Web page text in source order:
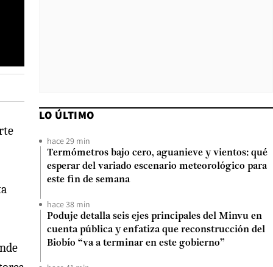
LO ÚLTIMO
hace 29 min
Termómetros bajo cero, aguanieve y vientos: qué
esperar del variado escenario meteorológico para
este fin de semana
hace 38 min
Poduje detalla seis ejes principales del Minvu en
cuenta pública y enfatiza que reconstrucción del
Biobío “va a terminar en este gobierno”